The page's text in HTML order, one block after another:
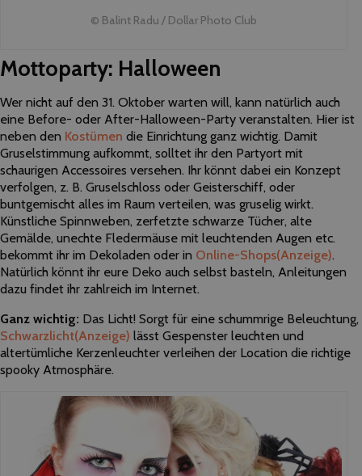
© Balint Radu / Dollar Photo Club
Mottoparty: Halloween
Wer nicht auf den 31. Oktober warten will, kann natürlich auch
eine Before- oder After-Halloween-Party veranstalten. Hier ist
neben den Kostümen die Einrichtung ganz wichtig. Damit
Gruselstimmung aufkommt, solltet ihr den Partyort mit
schaurigen Accessoires versehen. Ihr könnt dabei ein Konzept
verfolgen, z. B. Gruselschloss oder Geisterschiff, oder
buntgemischt alles im Raum verteilen, was gruselig wirkt.
Künstliche Spinnweben, zerfetzte schwarze Tücher, alte
Gemälde, unechte Fledermäuse mit leuchtenden Augen etc.
bekommt ihr im Dekoladen oder in Online-Shops(Anzeige).
Natürlich könnt ihr eure Deko auch selbst basteln, Anleitungen
dazu findet ihr zahlreich im Internet.
Ganz wichtig: Das Licht! Sorgt für eine schummrige Beleuchtung,
Schwarzlicht(Anzeige) lässt Gespenster leuchten und
altertümliche Kerzenleuchter verleihen der Location die richtige
spooky Atmosphäre.